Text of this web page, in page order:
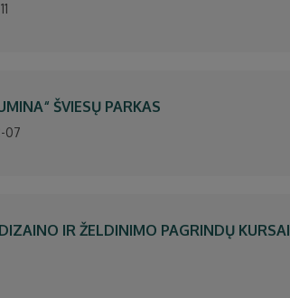
ŠVIESŲ PARKAS
07
IR ŽELDINIMO PAGRINDŲ KURSAI